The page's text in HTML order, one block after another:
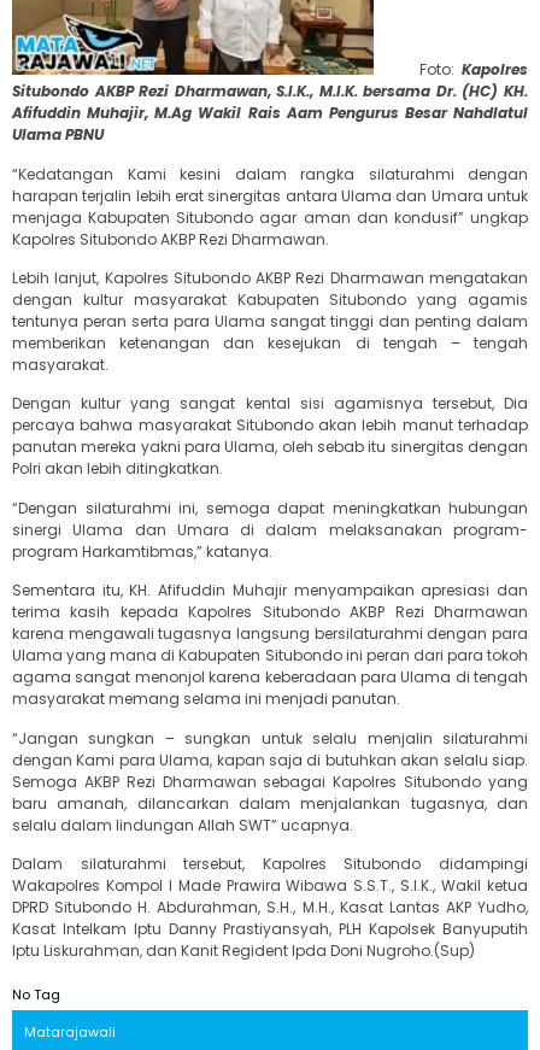
Foto: Kapolres
Situbondo AKBP Rezi Dharmawan, S.I.K., M.I.K. bersama Dr. (HC) KH.
Afifuddin Muhajir, M.Ag Wakil Rais Aam Pengurus Besar Nahdlatul
Ulama PBNU
“Kedatangan Kami kesini dalam rangka silaturahmi dengan
harapan terjalin lebih erat sinergitas antara Ulama dan Umara untuk
menjaga Kabupaten Situbondo agar aman dan kondusif” ungkap
Kapolres Situbondo AKBP Rezi Dharmawan.
Lebih lanjut, Kapolres Situbondo AKBP Rezi Dharmawan mengatakan
dengan kultur masyarakat Kabupaten Situbondo yang agamis
tentunya peran serta para Ulama sangat tinggi dan penting dalam
memberikan ketenangan dan kesejukan di tengah – tengah
masyarakat.
Dengan kultur yang sangat kental sisi agamisnya tersebut, Dia
percaya bahwa masyarakat Situbondo akan lebih manut terhadap
panutan mereka yakni para Ulama, oleh sebab itu sinergitas dengan
Polri akan lebih ditingkatkan.
“Dengan silaturahmi ini, semoga dapat meningkatkan hubungan
sinergi Ulama dan Umara di dalam melaksanakan program-
program Harkamtibmas,” katanya.
Sementara itu, KH. Afifuddin Muhajir menyampaikan apresiasi dan
terima kasih kepada Kapolres Situbondo AKBP Rezi Dharmawan
karena mengawali tugasnya langsung bersilaturahmi dengan para
Ulama yang mana di Kabupaten Situbondo ini peran dari para tokoh
agama sangat menonjol karena keberadaan para Ulama di tengah
masyarakat memang selama ini menjadi panutan.
“Jangan sungkan – sungkan untuk selalu menjalin silaturahmi
dengan Kami para Ulama, kapan saja di butuhkan akan selalu siap.
Semoga AKBP Rezi Dharmawan sebagai Kapolres Situbondo yang
baru amanah, dilancarkan dalam menjalankan tugasnya, dan
selalu dalam lindungan Allah SWT” ucapnya.
Dalam silaturahmi tersebut, Kapolres Situbondo didampingi
Wakapolres Kompol I Made Prawira Wibawa S.S.T., S.I.K., Wakil ketua
DPRD Situbondo H. Abdurahman, S.H., M.H., Kasat Lantas AKP Yudho,
Kasat Intelkam Iptu Danny Prastiyansyah, PLH Kapolsek Banyuputih
Iptu Liskurahman, dan Kanit Regident Ipda Doni Nugroho.(Sup)
No Tag
Matarajawali